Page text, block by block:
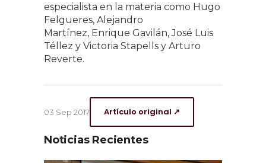
especialista en la materia como Hugo
Felgueres, Alejandro
Martínez, Enrique Gavilán, José Luis
Téllez y Victoria Stapells y Arturo
Reverte.
03 Sep 2017 Artículo original ↗
Noticias Recientes